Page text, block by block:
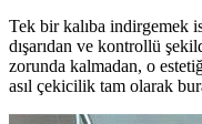
Tek bir kalıba indirgemek
dışarıdan ve kontrollü
zorunda kalmadan, o
asıl çekicilik tam olarak